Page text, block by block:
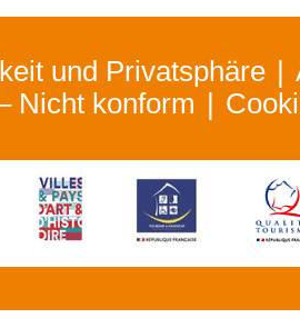
und Privatsphäre
Nicht konform